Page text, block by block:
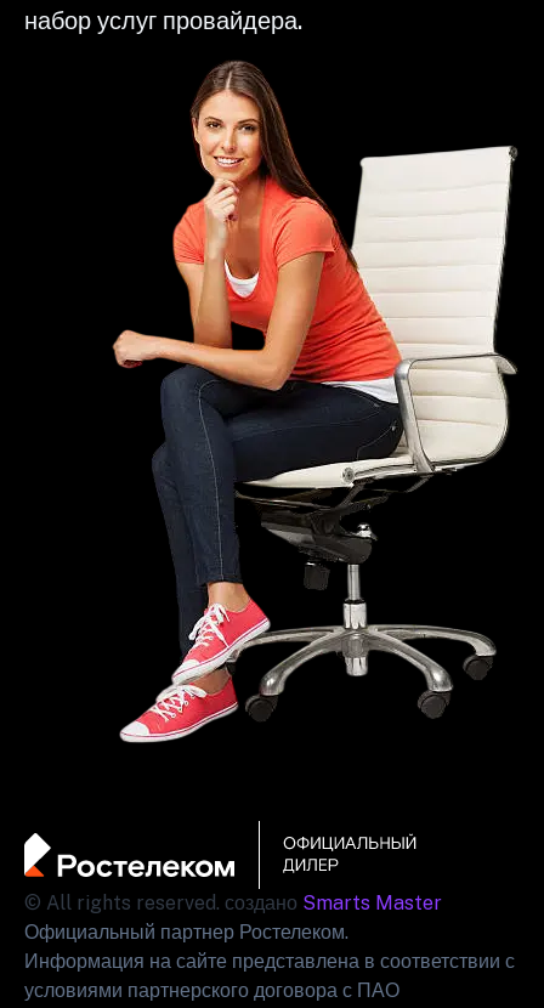
набор услуг провайдера.
© All rights reserved. создано Smarts Master
Официальный партнер Ростелеком.
Информация на сайте представлена в соответствии с
условиями партнерского договора с ПАО